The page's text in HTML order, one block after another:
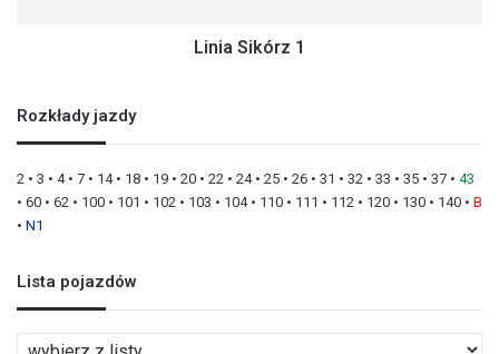
Linia Sikórz 1
Rozkłady jazdy
2 • 3 • 4• 7 • 14• 18 • 19 • 20 • 22 • 24• 25 • 26 • 31 • 32 • 33 • 35 • 37 • 43
• 60 • 62 • 100 • 101 • 102 • 103 • 104• 110 • 111 • 112 • 120 • 130 • 140 • B
• N1
Lista pojazdów